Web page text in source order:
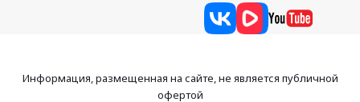
Информация, размещенная на сайте, не является публичной
офертой